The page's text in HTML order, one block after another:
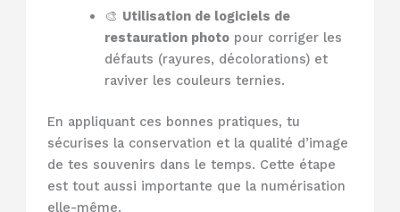
🎨 Utilisation de logiciels de
restauration photopour corriger les
défauts (rayures, décolorations) et
raviver les couleurs ternies.
En appliquant ces bonnes pratiques, tu
sécurises la conservation et la qualité d’image
de tes souvenirs dans le temps. Cette étape
est tout aussi importante que la numérisation
elle-même.